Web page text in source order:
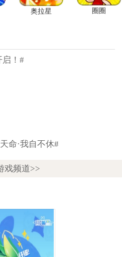
奥拉星 圈圈
启！#
命·我自不休#
戏频道>>